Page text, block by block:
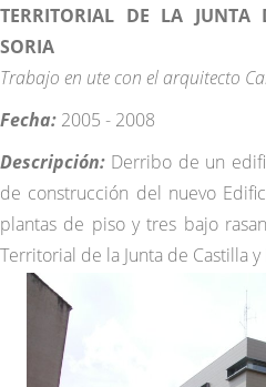
TERRITORIAL DE LA
SORIA
Trabajo en ute con el arquitecto
Fecha: 2005 - 2008
Descripción: Derribo de un
de construcción del nuevo
plantas de piso y tres bajo
Territorial de la Junta de Castilla